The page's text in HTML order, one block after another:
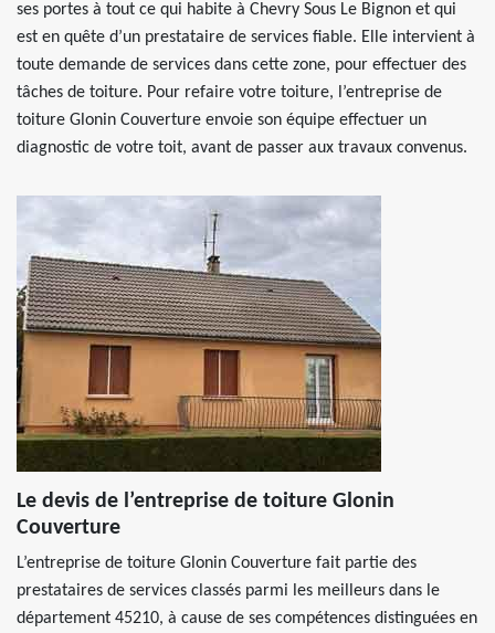
ses portes à tout ce qui habite à Chevry Sous Le Bignon et qui
est en quête d’un prestataire de services fiable. Elle intervient à
toute demande de services dans cette zone, pour effectuer des
tâches de toiture. Pour refaire votre toiture, l’entreprise de
toiture Glonin Couverture envoie son équipe effectuer un
diagnostic de votre toit, avant de passer aux travaux convenus.
Le devis de l’entreprise de toiture Glonin
Couverture
L’entreprise de toiture Glonin Couverture fait partie des
prestataires de services classés parmi les meilleurs dans le
département 45210, à cause de ses compétences distinguées en